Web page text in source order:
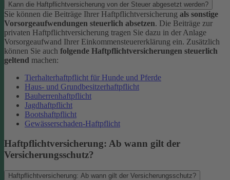
Kann die Haftpflichtversicherung von der Steuer abgesetzt werden?
Sie können die Beiträge Ihrer Haftpflichtversicherung als sonstige
Vorsorgeaufwendungen steuerlich absetzen. Die Beiträge zur
privaten Haftpflichtversicherung tragen Sie dazu in der Anlage
Vorsorgeaufwand Ihrer Einkommensteuererklärung ein. Zusätzlich
können Sie auch folgende Haftpflichtversicherungen steuerlich
geltend machen:
Tierhalterhaftpflicht für Hunde und Pferde
Haus- und Grundbesitzerhaftpflicht
Bauherrenhaftpflicht
Jagdhaftpflicht
Bootshaftpflicht
Gewässerschaden-Haftpflicht
Haftpflichtversicherung: Ab wann gilt der
Versicherungsschutz?
Haftpflichtversicherung: Ab wann gilt der Versicherungsschutz?